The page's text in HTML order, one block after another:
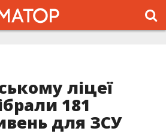
ліцеї
181
для ЗСУ